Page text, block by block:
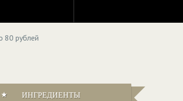
ИНГРЕДИЕНТЫ